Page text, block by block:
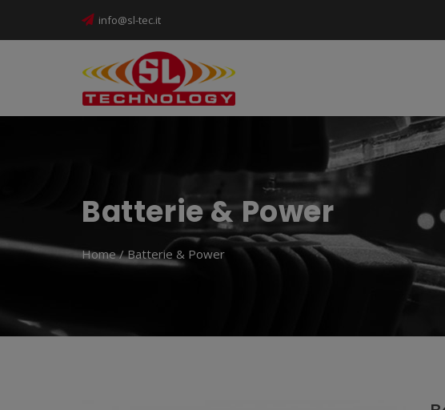
info@sl-tec.it
Batterie & Power
Home/ Batterie & Power